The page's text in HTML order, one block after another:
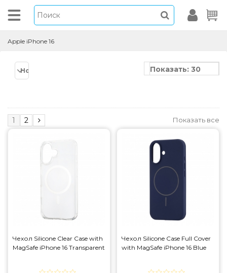
Apple iPhone 16
Новинки Показать: 30
Показать все
1 2
Чехол Silicone Clear Case with
MagSafe iPhone 16 Transparent
Чехол Silicone Case Full Cover
with MagSafe iPhone 16 Blue